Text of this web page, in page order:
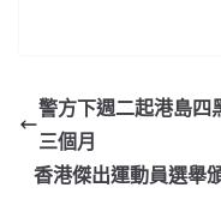
警方下週二起港島四
三個月
香港傑出運動員選舉